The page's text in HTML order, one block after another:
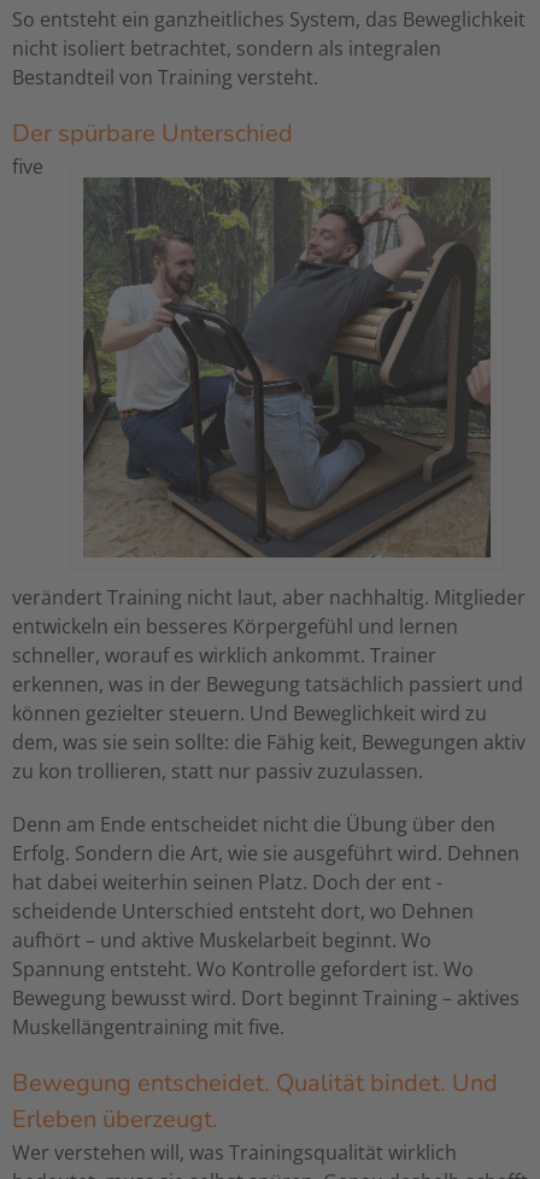
So entsteht ein ganzheitliches System, das Beweglichkeit
nicht isoliert betrachtet, sondern als integralen
Bestandteil von Training versteht.
Der spürbare Unterschied
five
verändert Training nicht laut, aber nachhaltig. Mitglieder
entwickeln ein besseres Körpergefühl und lernen
schneller, worauf es wirklich ankommt. Trainer
erkennen, was in der Bewegung tatsächlich passiert und
können gezielter steuern. Und Beweglichkeit wird zu
dem, was sie sein sollte: die Fähig keit, Bewegungen aktiv
zu kon trollieren, statt nur passiv zuzulassen.
Denn am Ende entscheidet nicht die Übung über den
Erfolg. Sondern die Art, wie sie ausgeführt wird. Dehnen
hat dabei weiterhin seinen Platz. Doch der ent -
scheidende Unterschied entsteht dort, wo Dehnen
aufhört – und aktive Muskelarbeit beginnt. Wo
Spannung entsteht. Wo Kontrolle gefordert ist. Wo
Bewegung bewusst wird. Dort beginnt Training – aktives
Muskellängentraining mit five.
Bewegung entscheidet. Qualität bindet. Und
Erleben überzeugt.
Wer verstehen will, was Trainingsqualität wirklich